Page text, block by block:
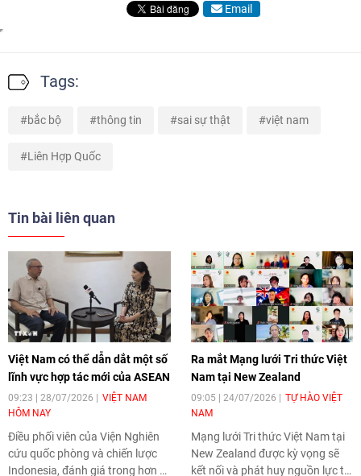
Email
Tags:
bắc bộ thông tin sai sự thật việt nam
Liên Hợp Quốc
Tin bài liên quan
Việt Nam có thể dẫn dắt một số
lĩnh vực hợp tác mới của ASEAN
09:23 | 28/07/2026
VIỆT NAM
HÔM NAY
Điều phối viên của Viện Nghiên
cứu quốc phòng và chiến lược
Indonesia, đánh giá trong hơn 3
Ra mắt Mạng lưới Tri thức Việt
Nam tại New Zealand
09:05 | 24/07/2026
TỰ HÀO VIỆT
NAM
Mạng lưới Tri thức Việt Nam tại
New Zealand được kỳ vọng sẽ
kết nối và phát huy nguồn lực trí